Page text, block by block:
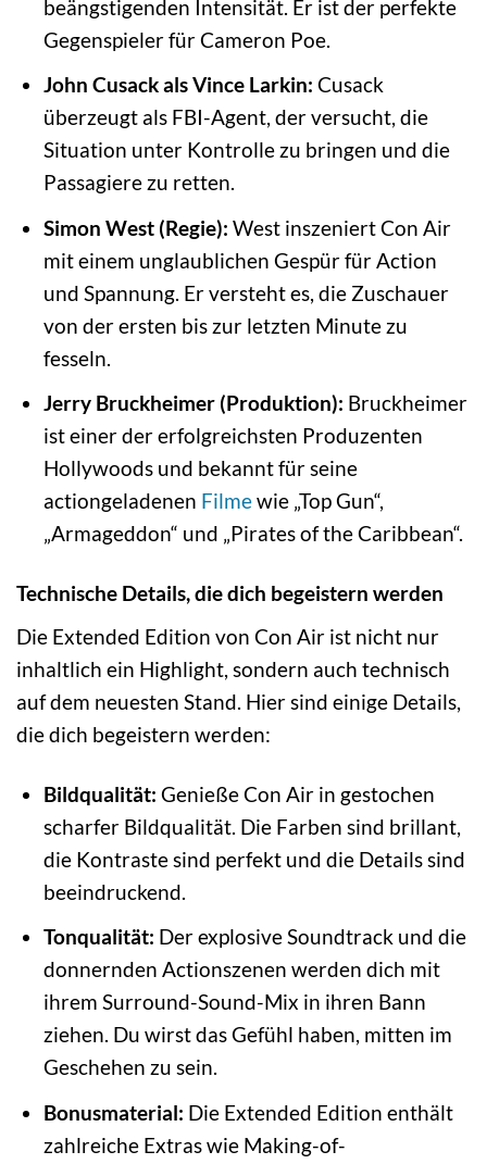
beängstigenden Intensität. Er ist der perfekte
Gegenspieler für Cameron Poe.
John Cusack als Vince Larkin: Cusack
überzeugt als FBI-Agent, der versucht, die
Situation unter Kontrolle zu bringen und die
Passagiere zu retten.
Simon West (Regie): West inszeniert Con Air
mit einem unglaublichen Gespür für Action
und Spannung. Er versteht es, die Zuschauer
von der ersten bis zur letzten Minute zu
fesseln.
Jerry Bruckheimer (Produktion): Bruckheimer
ist einer der erfolgreichsten Produzenten
Hollywoods und bekannt für seine
actiongeladenen Filmewie „Top Gun“,
„Armageddon“ und „Pirates of the Caribbean“.
Technische Details, die dich begeistern werden
Die Extended Edition von Con Air ist nicht nur
inhaltlich ein Highlight, sondern auch technisch
auf dem neuesten Stand. Hier sind einige Details,
die dich begeistern werden:
Bildqualität: Genieße Con Air in gestochen
scharfer Bildqualität. Die Farben sind brillant,
die Kontraste sind perfekt und die Details sind
beeindruckend.
Tonqualität: Der explosive Soundtrack und die
donnernden Actionszenen werden dich mit
ihrem Surround-Sound-Mix in ihren Bann
ziehen. Du wirst das Gefühl haben, mitten im
Geschehen zu sein.
Bonusmaterial: Die Extended Edition enthält
zahlreiche Extras wie Making-of-